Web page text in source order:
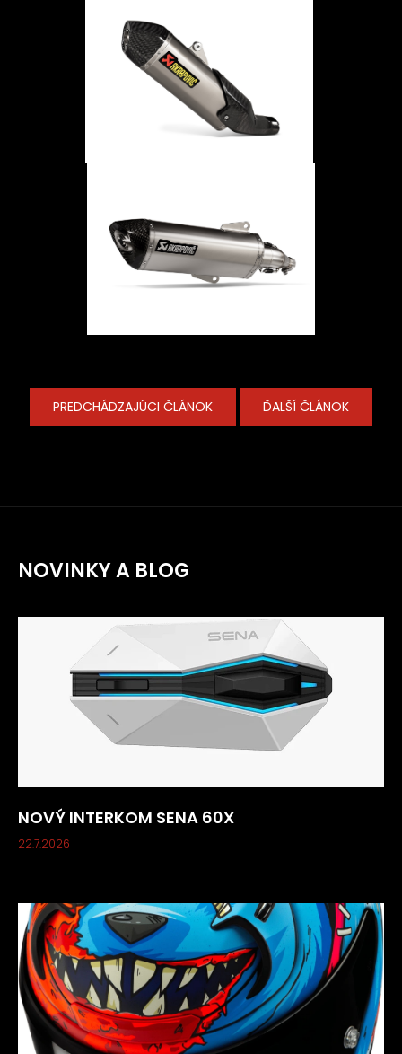
PREDCHÁDZAJÚCI ČLÁNOK ĎALŠÍ ČLÁNOK
NOVINKY A BLOG
NOVÝ INTERKOM SENA 60X
22.7.2026